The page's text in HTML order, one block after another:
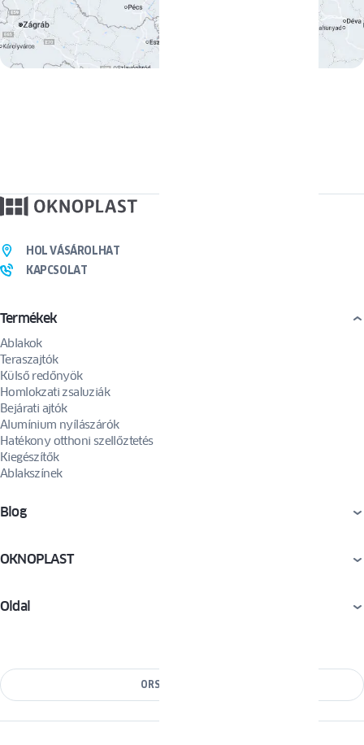
Termékek
Ablakok
Teraszajtók
Külső redőnyök
Homlokzati zsaluziák
Bejárati ajtók
Alumínium nyílászárók
Hatékony otthoni szellőztetés
Kiegészítők
Ablakszínek
Blog
OKNOPLAST
Oldal
HOL VÁSÁROLHAT
KAPCSOLAT
ORSZÁG VÁLTÁSA